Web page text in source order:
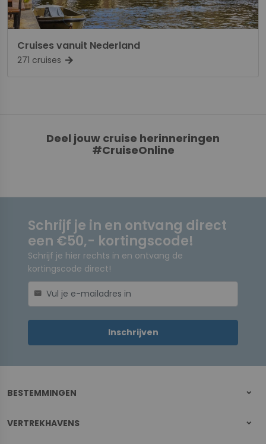
Cruises vanuit Nederland
271 cruises arrow_forward
Deel jouw cruise herinneringen
#CruiseOnline
Schrijf je in en ontvang direct
een €50,- kortingscode!
Schrijf je hier rechts in en ontvang de
kortingscode direct!
mail
Inschrijven
BESTEMMINGEN
VERTREKHAVENS